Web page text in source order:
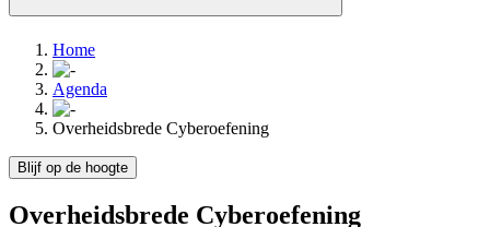
Home
Agenda
Overheidsbrede Cyberoefening
Blijf op de hoogte
Overheidsbrede Cyberoefening